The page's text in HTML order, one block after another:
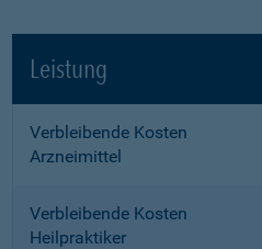
Leistung
Verbleibende Kosten
Arzneimittel
Verbleibende Kosten
Heilpraktiker